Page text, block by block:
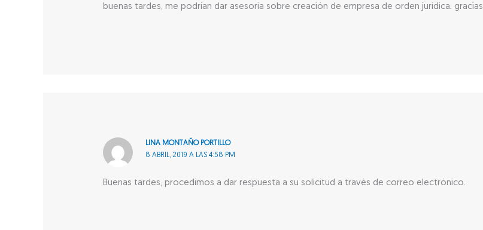
buenas tardes, me podrían dar asesoría sobre creación de empresa de orden jurídica. gracias
LINA MONTAÑO PORTILLO
8 ABRIL, 2019 A LAS 4:58 PM
Buenas tardes, procedimos a dar respuesta a su solicitud a través de correo electrónico.